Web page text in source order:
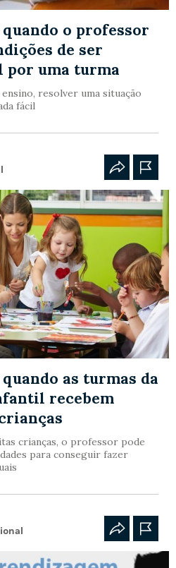
o professor
de ser
por uma turma
resolver uma situação
fácil
as turmas da
recebem
crianças, o professor pode
para conseguir fazer